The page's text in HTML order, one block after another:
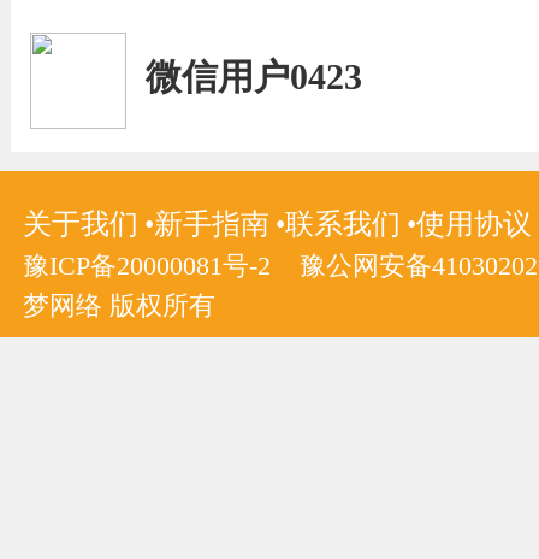
微信用户0423
关于我们 新手指南 联系我们 使用协议
豫ICP备20000081号-2
豫公网安备
梦网络 版权所有